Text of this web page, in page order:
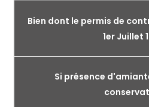
Bien dont le permis de
1er Juillet
Si présence